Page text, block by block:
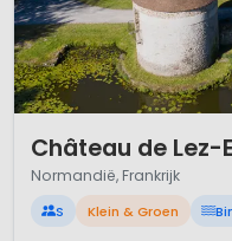
Château de Lez-
Normandië, Frankrijk
S Klein & Groen